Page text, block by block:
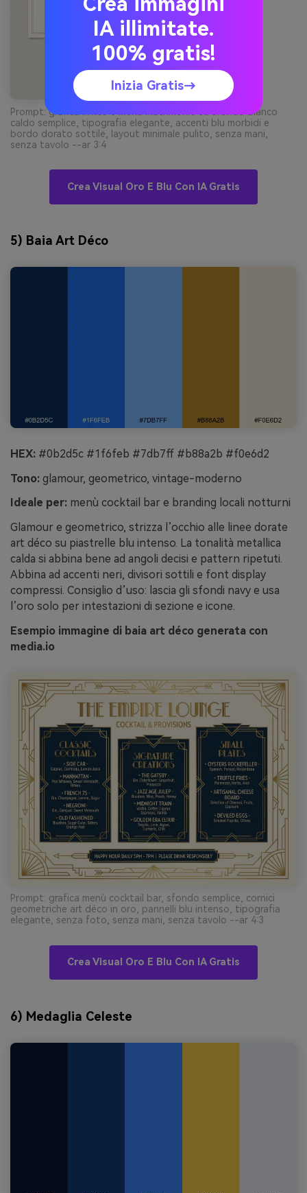
Prompt: grafica invito e menù matrimonio su sfondo bianco
caldo semplice, tipografia elegante, accenti blu morbidi e
bordo dorato sottile, layout minimale pulito, senza mani,
senza tavolo --ar 3:4
Crea Visual Oro E Blu Con IA Gratis
5) Baia Art Déco
HEX: #0b2d5c #1f6feb #7db7ff #b88a2b #f0e6d2
Tono: glamour, geometrico, vintage-moderno
Ideale per: menù cocktail bar e branding locali notturni
Glamour e geometrico, strizza l’occhio alle linee dorate
art déco su piastrelle blu intenso. La tonalità metallica
calda si abbina bene ad angoli decisi e pattern ripetuti.
Abbina ad accenti neri, divisori sottili e font display
compressi. Consiglio d’uso: lascia gli sfondi navy e usa
l’oro solo per intestazioni di sezione e icone.
Esempio immagine di baia art déco generata con
media.io
Prompt: grafica menù cocktail bar, sfondo semplice, cornici
geometriche art déco in oro, pannelli blu intenso, tipografia
elegante, senza foto, senza mani, senza tavolo --ar 4:3
Crea Visual Oro E Blu Con IA Gratis
6) Medaglia Celeste
IA illimitate.
100% gratis!
Inizia Gratis→